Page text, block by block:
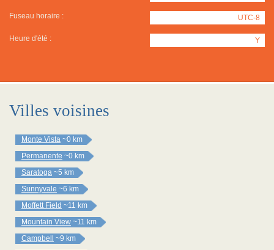
Fuseau horaire : UTC-8
Heure d'été : Y
Villes voisines
Monte Vista ~0 km
Permanente ~0 km
Saratoga ~5 km
Sunnyvale ~6 km
Moffett Field ~11 km
Mountain View ~11 km
Campbell
~9 km